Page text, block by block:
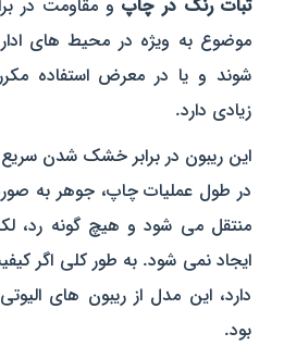
ثبات رنگ در چاپو مقاومت در
موضوع به ویژه در محیط‌ های
شوند و یا در معرض استفاده
زیادی دارد.
این ریبون در برابر خشک شدن
در طول عملیات چاپ، جوهر به‌
منتقل می‌ شود و هیچ‌ گونه رد،
ایجاد نمی‌ شود. به‌ طور کلی اگر
دارد، این مدل از ریبون‌ های
بود.